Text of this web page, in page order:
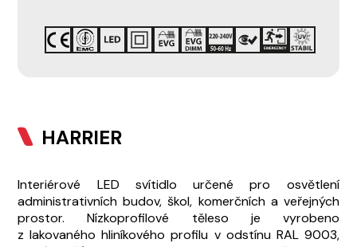
HARRIER
Interiérové LED svítidlo určené pro osvětlení
administrativních budov, škol, komerčních a veřejných
prostor. Nízkoprofilové těleso je vyrobeno
z lakovaného hliníkového profilu v odstínu RAL 9003,